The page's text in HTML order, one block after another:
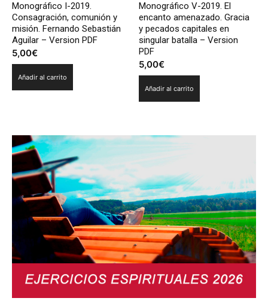
Monográfico I-2019.
Consagración, comunión y
misión. Fernando Sebastián
Aguilar – Version PDF
5,00€
Añadir al carrito
Monográfico V-2019. El
encanto amenazado. Gracia
y pecados capitales en
singular batalla – Version
PDF
5,00€
Añadir al carrito